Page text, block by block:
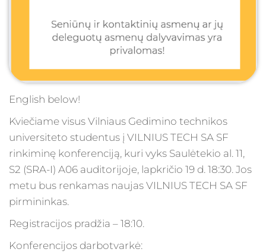
English below!
Kviečiame visus Vilniaus Gedimino technikos
universiteto studentus į VILNIUS TECH SA SF
rinkiminę konferenciją, kuri vyks Saulėtekio al. 11,
S2 (SRA-I) A06 auditorijoje, lapkričio 19 d. 18:30. Jos
metu bus renkamas naujas VILNIUS TECH SA SF
pirmininkas.
Registracijos pradžia – 18:10.
Konferencijos darbotvarkė: